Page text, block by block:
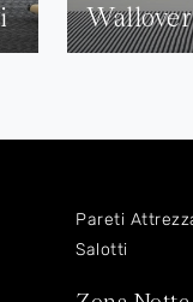
Pareti
Salotti